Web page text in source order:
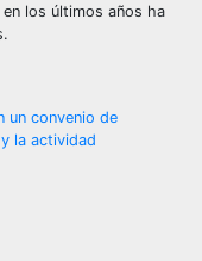
los últimos años ha
un convenio de
la actividad